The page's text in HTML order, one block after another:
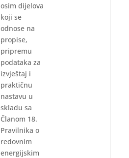
osim dijelova
koji se
odnose na
propise,
pripremu
podataka za
izvještaj i
praktičnu
nastavu u
skladu sa
Članom 18.
Pravilnika o
redovnim
energijskim